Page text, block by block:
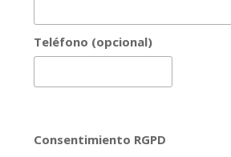
Teléfono (opcional)
Consentimiento RGPD